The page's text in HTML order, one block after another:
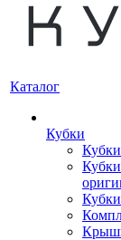
Каталог
Кубки
Кубки